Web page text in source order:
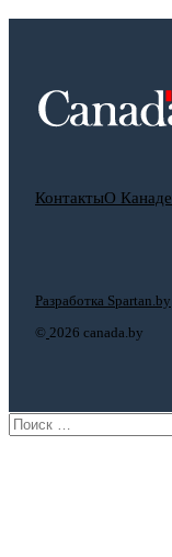
КонтактыО Канаде
© 2026 canada.by
Разработка Spartan.by
Поиск: